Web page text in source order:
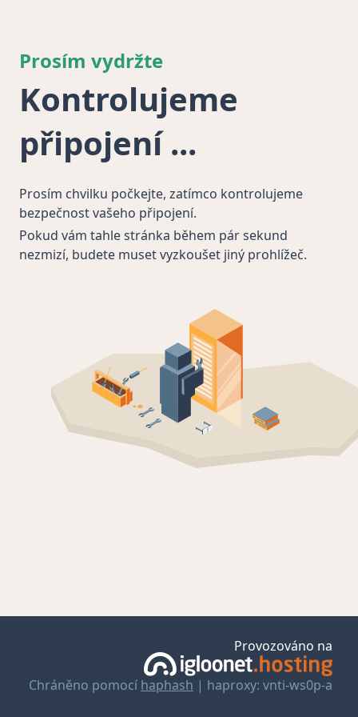
Prosím vydržte
Kontrolujeme
připojení
Prosím chvilku počkejte, zatímco kontrolujeme
bezpečnost vašeho připojení.
Pokud vám tahle stránka během pár sekund
nezmizí, budete muset vyzkoušet jiný prohlížeč.
Provozováno na
Chráněno pomocí haphash | haproxy: vnti-ws0p-a